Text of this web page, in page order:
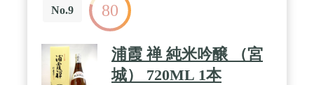
No.9 80
浦霞 禅 純米吟醸 （宮
城） 720ML 1本